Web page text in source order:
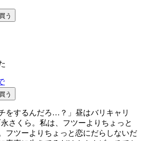
う
う
をするんだろ…？」昼はバリキャリ
さくら。私は、フツーよりちょっと
フツーよりちょっと恋にだらしないだ